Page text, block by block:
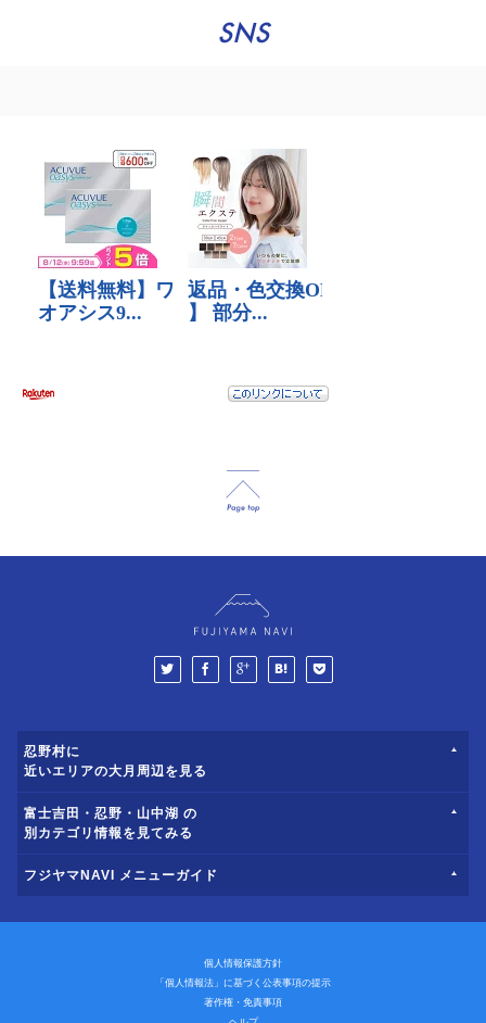
SNS
忍野村に
近いエリアの大月周辺を見る
富士吉田・忍野・山中湖 の
別カテゴリ情報を見てみる
フジヤマNAVI メニューガイド
個人情報保護方針
「個人情報法」に基づく公表事項の提示
著作権・免責事項